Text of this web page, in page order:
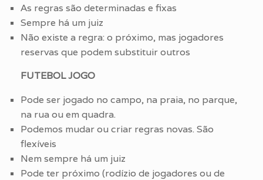
As regras são determinadas e fixas
Sempre há um juiz
Não existe a regra: o próximo, mas jogadores
reservas que podem substituir outros
FUTEBOL JOGO
Pode ser jogado no campo, na praia, no parque,
na rua ou em quadra.
Podemos mudar ou criar regras novas. São
flexíveis
Nem sempre há um juiz
Pode ter próximo (rodízio de jogadores ou de